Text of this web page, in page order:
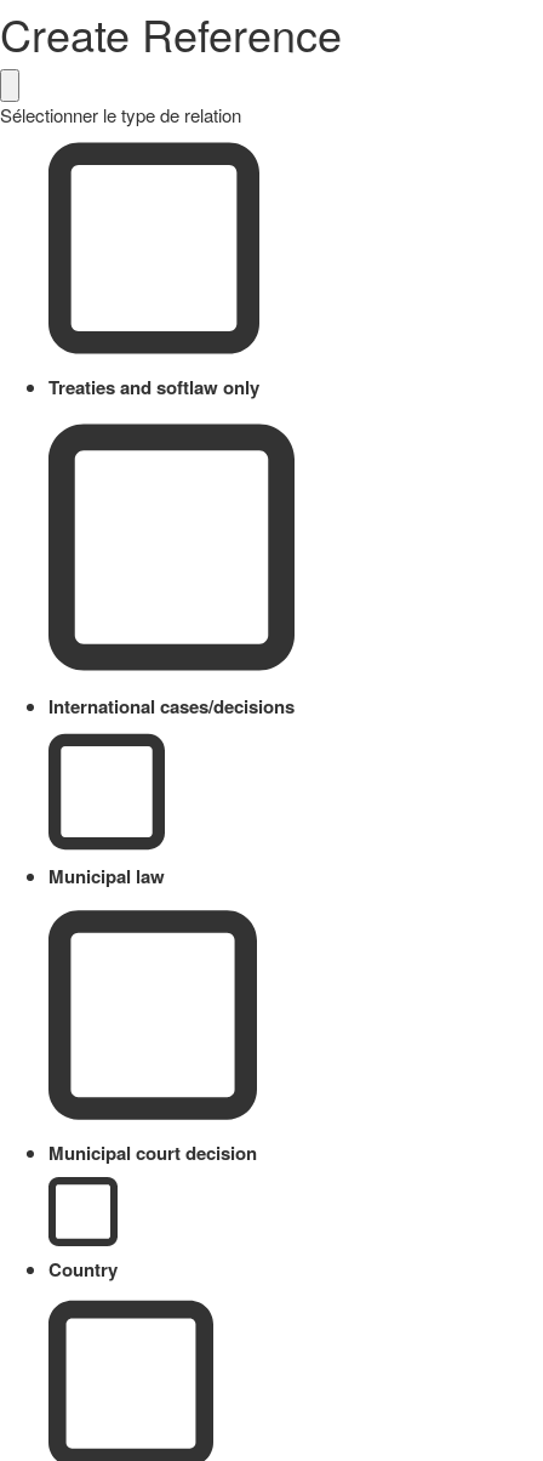
Create Reference
Sélectionner le type de relation
Treaties and softlaw only
International cases/decisions
Municipal law
Municipal court decision
Country